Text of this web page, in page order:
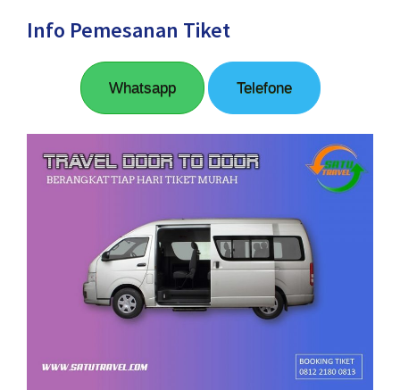
Info Pemesanan Tiket
Whatsapp Telefone